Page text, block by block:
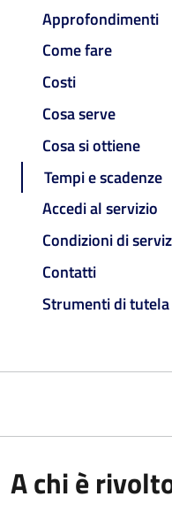
Approfondimenti
Come fare
Costi
Cosa serve
Cosa si ottiene
Tempi e scadenze
Accedi al servizio
Condizioni di
Contatti
Strumenti di tutela
A chi è